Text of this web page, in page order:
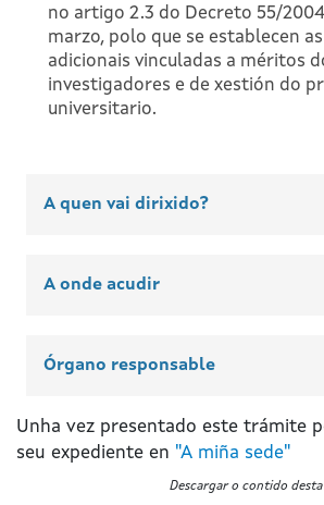
no artigo 2.3 do Decreto 55/
marzo, polo que se establecen
adicionais vinculadas a méritos
investigadores e de xestión do
universitario.
A quen vai dirixido?
A onde acudir
Órgano responsable
Unha vez presentado este trámite
seu expediente en "A miña sede"
Descargar o contido